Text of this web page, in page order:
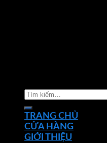
Tìm
kiếm:
TRANG CHỦ
CỬA HÀNG
GIỚI THIỆU